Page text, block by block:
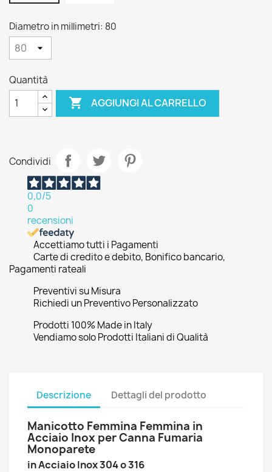
Diametro in millimetri: 80
Quantità
 AGGIUNGI AL CARRELLO
Condividi
0,0/5
0
recensioni
Accettiamo tutti i Pagamenti
Carte di credito e debito, Bonifico bancario,
Pagamenti rateali
Preventivi su Misura
Richiedi un Preventivo Personalizzato
Prodotti 100% Made in Italy
Vendiamo solo Prodotti Italiani di Qualità
Descrizione Dettagli del prodotto
Manicotto Femmina Femmina in
Acciaio Inox per Canna Fumaria
Monoparete
in Acciaio Inox 304 o 316